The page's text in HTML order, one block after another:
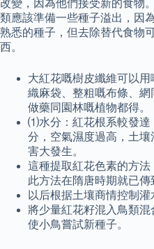
改變，因為他們接受新的食物
類應該準備一些種子溢出，因
熟悉的種子，但去除替代食物
西。
大紅花嘅樹皮纖維可以
織麻袋、整粗嘅布條、
做藥同園林嘅植物都得。
⑴水分：紅花根系較發達
分，空氣濕度過高，土
害大發生。
這種提取紅花色素的方法
此方法在隋唐時期就已傳
以后根据土壤商情控制灌
將少量紅花籽混入鳥類
使小鳥嘗試新種子。